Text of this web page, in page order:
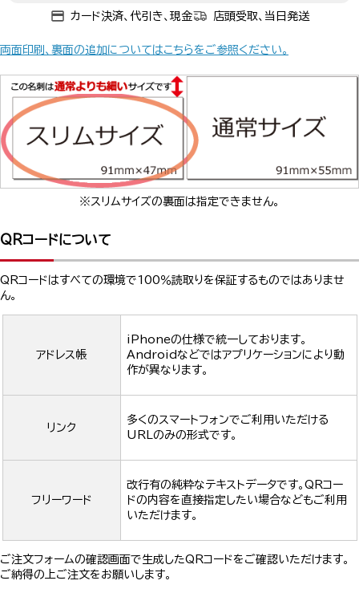
カード決済、代引き、現金 店頭受取、当日発送
両面印刷、裏面の追加についてはこちらをご参照ください。
※スリムサイズの裏面は指定できません。
QRコードについて
QRコードはすべての環境で100％読取りを保証するものではありませ
ん。
アドレス帳
iPhoneの仕様で統一しております。
Androidなどではアプリケーションにより動
作が異なります。
リンク
多くのスマートフォンでご利用いただける
URLのみの形式です。
フリーワード
改行有の純粋なテキストデータです。QRコー
ドの内容を直接指定したい場合などもご利用
いただけます。
ご注文フォームの確認画面で生成したQRコードをご確認いただけます。
ご納得の上ご注文をお願いします。